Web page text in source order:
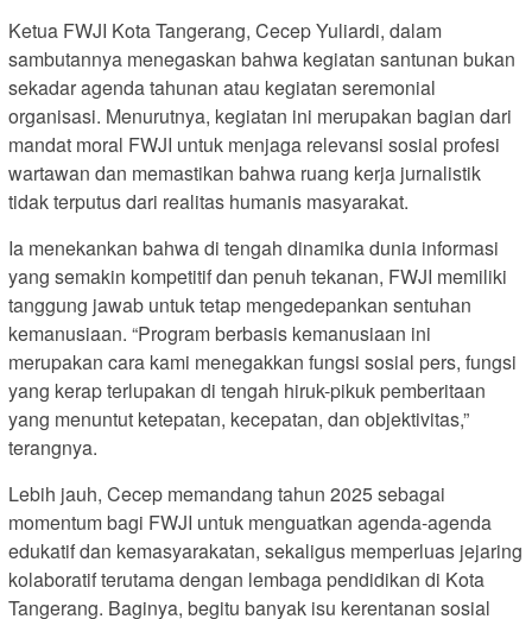
Ketua FWJI Kota Tangerang, Cecep Yuliardi, dalam
sambutannya menegaskan bahwa kegiatan santunan bukan
sekadar agenda tahunan atau kegiatan seremonial
organisasi. Menurutnya, kegiatan ini merupakan bagian dari
mandat moral FWJI untuk menjaga relevansi sosial profesi
wartawan dan memastikan bahwa ruang kerja jurnalistik
tidak terputus dari realitas humanis masyarakat.
Ia menekankan bahwa di tengah dinamika dunia informasi
yang semakin kompetitif dan penuh tekanan, FWJI memiliki
tanggung jawab untuk tetap mengedepankan sentuhan
kemanusiaan. “Program berbasis kemanusiaan ini
merupakan cara kami menegakkan fungsi sosial pers, fungsi
yang kerap terlupakan di tengah hiruk-pikuk pemberitaan
yang menuntut ketepatan, kecepatan, dan objektivitas,”
terangnya.
Lebih jauh, Cecep memandang tahun 2025 sebagai
momentum bagi FWJI untuk menguatkan agenda-agenda
edukatif dan kemasyarakatan, sekaligus memperluas jejaring
kolaboratif terutama dengan lembaga pendidikan di Kota
Tangerang. Baginya, begitu banyak isu kerentanan sosial